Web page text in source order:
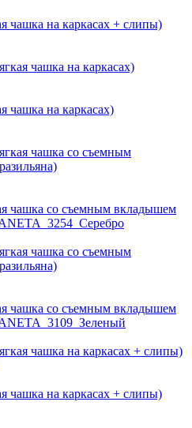
чашка на каркасах + слипы)
чашка на каркасах)
чашка со съемным вкладышем
чашка со съемным вкладышем
чашка на каркасах + слипы)